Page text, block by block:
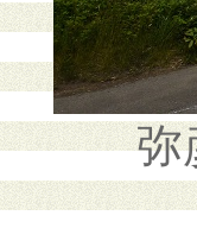
弥